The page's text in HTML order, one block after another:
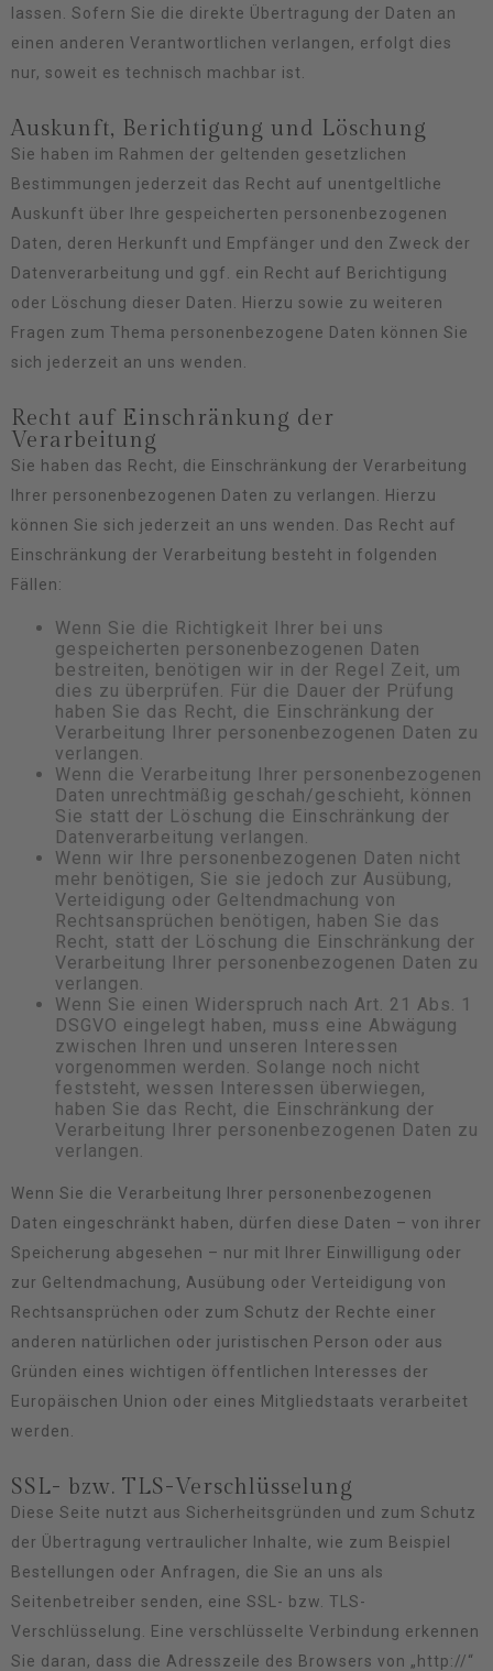
lassen. Sofern Sie die direkte Übertragung der Daten an
einen anderen Verantwortlichen verlangen, erfolgt dies
nur, soweit es technisch machbar ist.
Auskunft, Berichtigung und Löschung
Sie haben im Rahmen der geltenden gesetzlichen
Bestimmungen jederzeit das Recht auf unentgeltliche
Auskunft über Ihre gespeicherten personenbezogenen
Daten, deren Herkunft und Empfänger und den Zweck der
Datenverarbeitung und ggf. ein Recht auf Berichtigung
oder Löschung dieser Daten. Hierzu sowie zu weiteren
Fragen zum Thema personenbezogene Daten können Sie
sich jederzeit an uns wenden.
Recht auf Einschränkung der
Verarbeitung
Sie haben das Recht, die Einschränkung der Verarbeitung
Ihrer personenbezogenen Daten zu verlangen. Hierzu
können Sie sich jederzeit an uns wenden. Das Recht auf
Einschränkung der Verarbeitung besteht in folgenden
Fällen:
Wenn Sie die Richtigkeit Ihrer bei uns
gespeicherten personenbezogenen Daten
bestreiten, benötigen wir in der Regel Zeit, um
dies zu überprüfen. Für die Dauer der Prüfung
haben Sie das Recht, die Einschränkung der
Verarbeitung Ihrer personenbezogenen Daten zu
verlangen.
Wenn die Verarbeitung Ihrer personenbezogenen
Daten unrechtmäßig geschah/geschieht, können
Sie statt der Löschung die Einschränkung der
Datenverarbeitung verlangen.
Wenn wir Ihre personenbezogenen Daten nicht
mehr benötigen, Sie sie jedoch zur Ausübung,
Verteidigung oder Geltendmachung von
Rechtsansprüchen benötigen, haben Sie das
Recht, statt der Löschung die Einschränkung der
Verarbeitung Ihrer personenbezogenen Daten zu
verlangen.
Wenn Sie einen Widerspruch nach Art. 21 Abs. 1
DSGVO eingelegt haben, muss eine Abwägung
zwischen Ihren und unseren Interessen
vorgenommen werden. Solange noch nicht
feststeht, wessen Interessen überwiegen,
haben Sie das Recht, die Einschränkung der
Verarbeitung Ihrer personenbezogenen Daten zu
verlangen.
Wenn Sie die Verarbeitung Ihrer personenbezogenen
Daten eingeschränkt haben, dürfen diese Daten – von ihrer
Speicherung abgesehen – nur mit Ihrer Einwilligung oder
zur Geltendmachung, Ausübung oder Verteidigung von
Rechtsansprüchen oder zum Schutz der Rechte einer
anderen natürlichen oder juristischen Person oder aus
Gründen eines wichtigen öffentlichen Interesses der
Europäischen Union oder eines Mitgliedstaats verarbeitet
werden.
SSL- bzw. TLS-Verschlüsselung
Diese Seite nutzt aus Sicherheitsgründen und zum Schutz
der Übertragung vertraulicher Inhalte, wie zum Beispiel
Bestellungen oder Anfragen, die Sie an uns als
Seitenbetreiber senden, eine SSL- bzw. TLS-
Verschlüsselung. Eine verschlüsselte Verbindung erkennen
Sie daran, dass die Adresszeile des Browsers von „http://“